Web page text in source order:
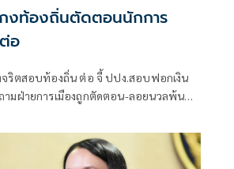
กงท้องถิ่นตัดตอนนักการ
อ
ริตสอบท้องถิ่น ต่อ จี้ ปปง.สอบฟอกเงิน
ามฝ่ายการเมืองถูกตัดตอน-ลอยนวลพ้นผิด